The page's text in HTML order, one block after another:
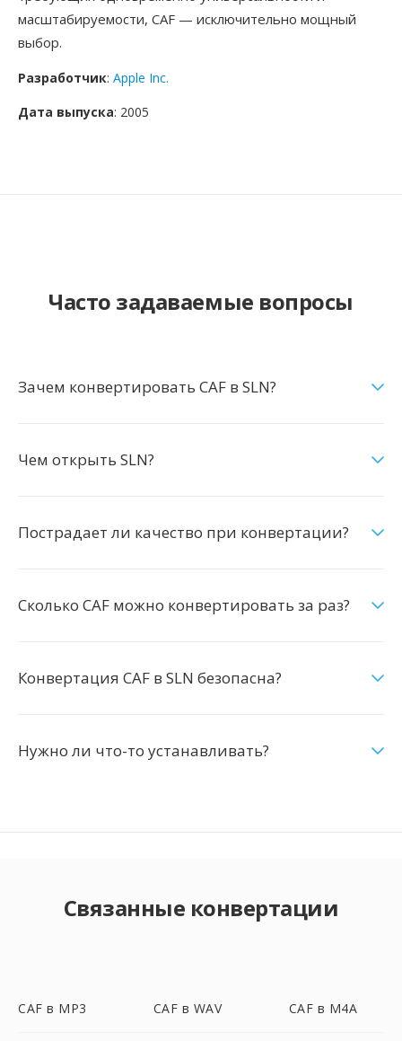
масштабируемости, CAF — исключительно мощный
выбор.
Разработчик: Apple Inc.
Дата выпуска: 2005
Часто задаваемые вопросы
Зачем конвертировать CAF в SLN?
Чем открыть SLN?
Пострадает ли качество при конвертации?
Сколько CAF можно конвертировать за раз?
Конвертация CAF в SLN безопасна?
Нужно ли что-то устанавливать?
Связанные конвертации
CAF в MP3 CAF в WAV CAF в M4A